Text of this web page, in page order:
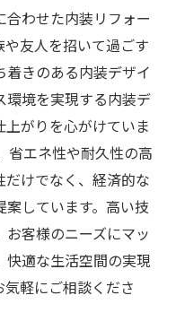
わせた内装リフォー
友人を招いて過ごす
着きのある内装デザイ
環境を実現する内装デ
がりを心がけていま
省エネ性や耐久性の高
けでなく、経済的な
しています。高い技
客様のニーズにマッ
快適な生活空間の実現
軽にご相談くださ